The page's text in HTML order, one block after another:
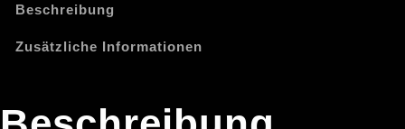
Beschreibung
Zusätzliche Informationen